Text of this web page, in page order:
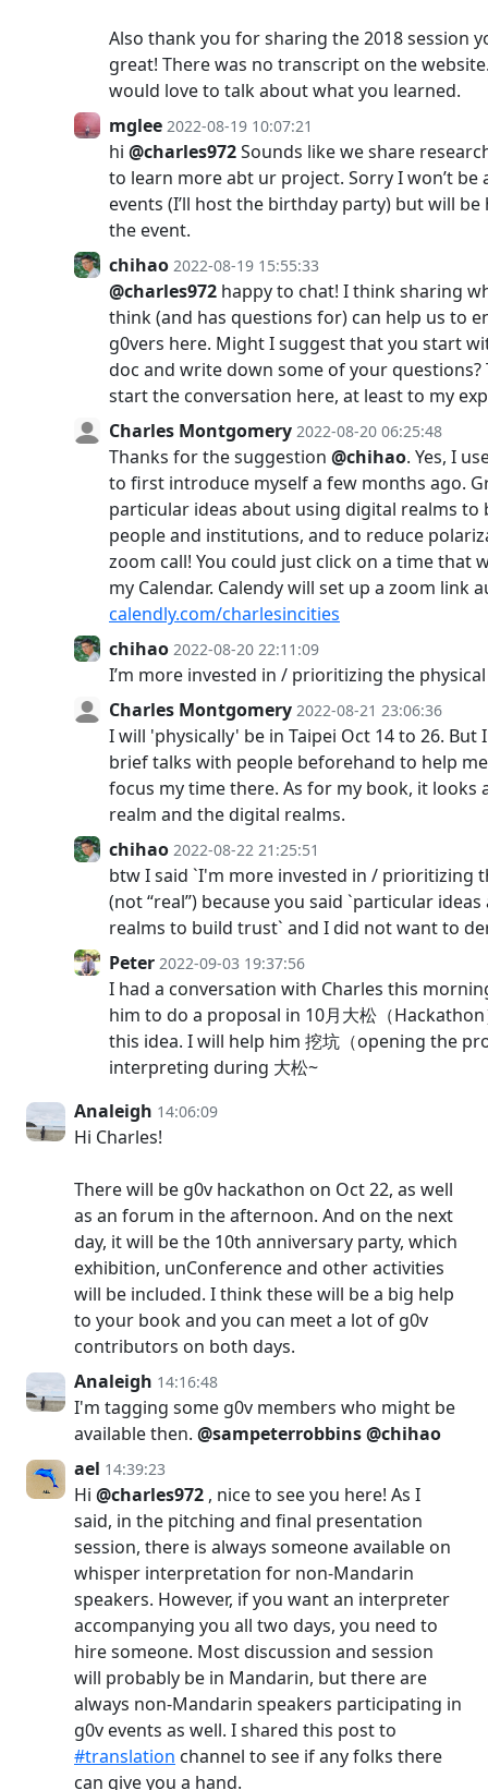
Also thank you for sharing the 2018 session
great! There was no transcript on the
would love to talk about what you learned.
mglee 2022-08-19 10:07:21
hi @charles972Sounds like we share
to learn more abt ur project. Sorry I won’t be
events (I’ll host the birthday party) but will
the event.
chihao 2022-08-19 15:55:33
@charles972 happy to chat! I think sharing
think (and has questions for) can help us to
g0vers here. Might I suggest that you start
doc and write down some of your questions?
start the conversation here, at least to my
Charles Montgomery 2022-08-20 06:25:48
Thanks for the suggestion @chihao. Yes, I
to first introduce myself a few months ago.
particular ideas about using digital realms
people and institutions, and to reduce
zoom call! You could just click on a time that
my Calendar. Calendy will set up a zoom link
calendly.com/charlesincities
chihao 2022-08-20 22:11:09
I’m more invested in / prioritizing the
Charles Montgomery 2022-08-21 23:06:36
I will 'physically' be in Taipei Oct 14 to 26. But
brief talks with people beforehand to help
focus my time there. As for my book, it looks
realm and the digital realms.
chihao 2022-08-22 21:25:51
btw I said `I'm more invested in / prioritizing
(not “real”) because you said `particular
realms to build trust` and I did not want to
Peter 2022-09-03 19:37:56
I had a conversation with Charles this
him to do a proposal in 10月大松（
this idea. I will help him 挖坑（opening the
interpreting during 大松~
Analeigh 14:06:09
Hi Charles!
There will be g0v hackathon on Oct 22, as well
as an forum in the afternoon. And on the next
day, it will be the 10th anniversary party, which
exhibition, unConference and other activities
will be included. I think these will be a big help
to your book and you can meet a lot of g0v
contributors on both days.
Analeigh 14:16:48
I'm tagging some g0v members who might be
available then. @sampeterrobbins@chihao
ael 14:39:23
Hi @charles972 , nice to see you here! As I
said, in the pitching and final presentation
session, there is always someone available on
whisper interpretation for non-Mandarin
speakers. However, if you want an interpreter
accompanying you all two days, you need to
hire someone. Most discussion and session
will probably be in Mandarin, but there are
always non-Mandarin speakers participating in
g0v events as well. I shared this post to
#translation channel to see if any folks there
can give you a hand.